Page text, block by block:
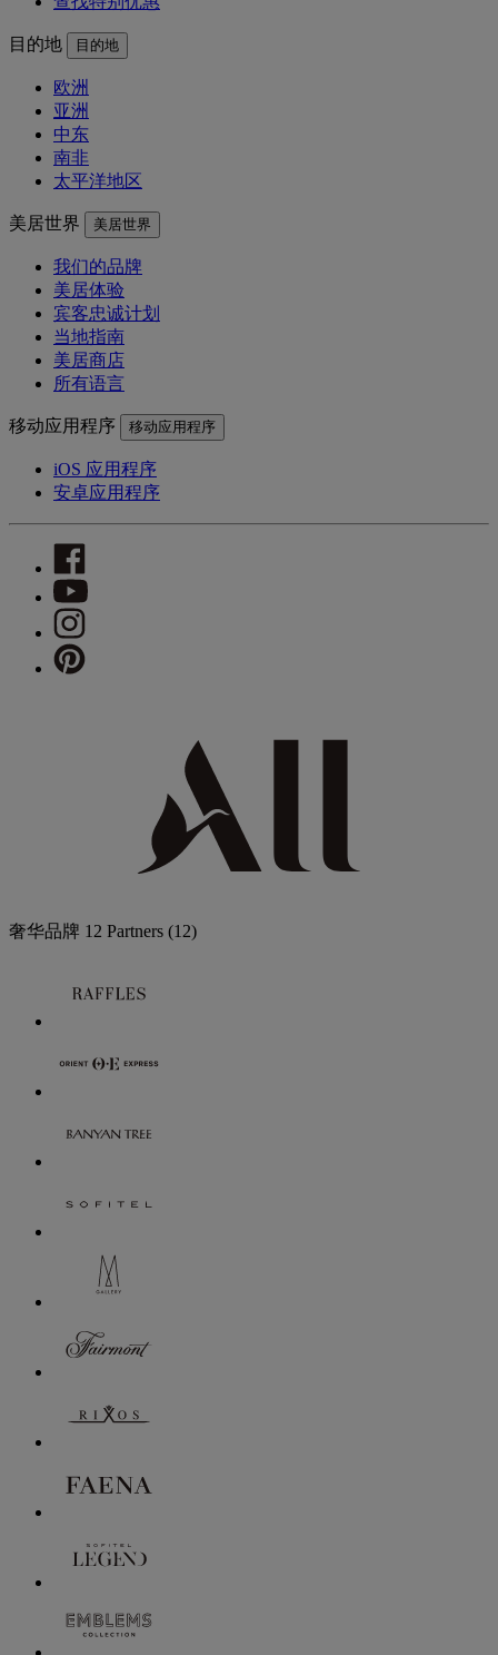
目的地 目的地
欧洲
亚洲
中东
南非
太平洋地区
美居世界 美居世界
我们的品牌
美居体验
宾客忠诚计划
当地指南
美居商店
所有语言
移动应用程序 移动应用程序
iOS 应用程序
安卓应用程序
奢华品牌 12 Partners (12)